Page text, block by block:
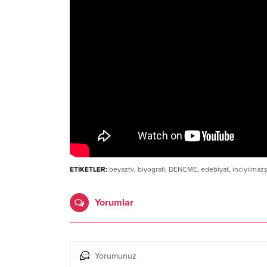
ETİKETLER: beyaztv, biyografi, DENEME, edebiyat,
Yorumlar